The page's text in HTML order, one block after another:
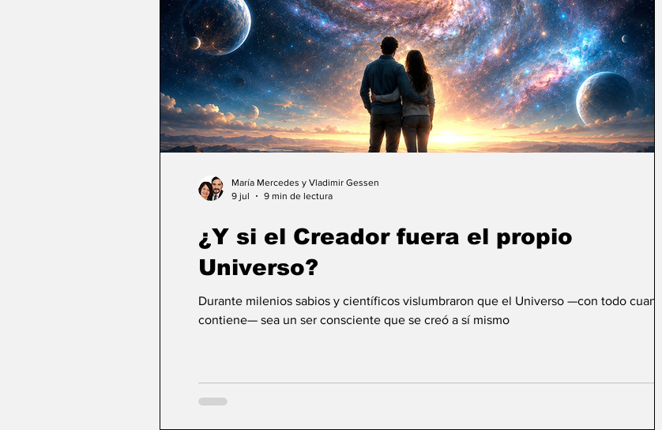
¿Y si el Creador fuera el propio
Universo?
Durante milenios sabios y científicos vislumbraron que el Universo —con todo cuanto
contiene— sea un ser consciente que se creó a sí mismo
María Mercedes y Vladimir Gessen
9 jul
9 min de lectura